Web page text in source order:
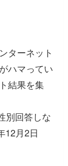
ターネット
ハマってい
結果を集
別回答しな
12月2日